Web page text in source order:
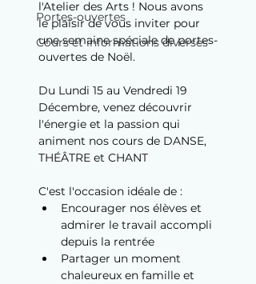
Portes-ouvertes
Cours et informations diverses
l'Atelier des Arts ! Nous avons
le plaisir de vous inviter pour
une semaine spéciale de portes-
ouvertes de Noël.
Du Lundi 15 au Vendredi 19
Décembre, venez découvrir
l'énergie et la passion qui
animent nos cours de DANSE,
THÉÂTRE et CHANT
C'est l'occasion idéale de :
Encourager nos élèves et
admirer le travail accompli
depuis la rentrée
Partager un moment
chaleureux en famille et